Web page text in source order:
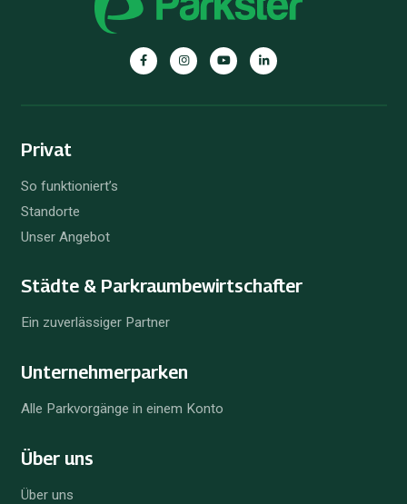
Privat
So funktioniert’s
Standorte
Unser Angebot
Städte & Parkraum­bewirtschafter
Ein zuverlässiger Partner
Unternehmer­parken
Alle Parkvorgänge in einem Konto
Über uns
Über uns